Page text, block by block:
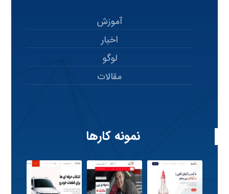
آموزش
اخبار
لوگو
مقالات
نمونه کارها